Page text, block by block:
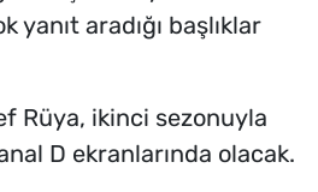
aradığı başlıklar
Rüya, ikinci sezonuyla
D ekranlarında olacak.